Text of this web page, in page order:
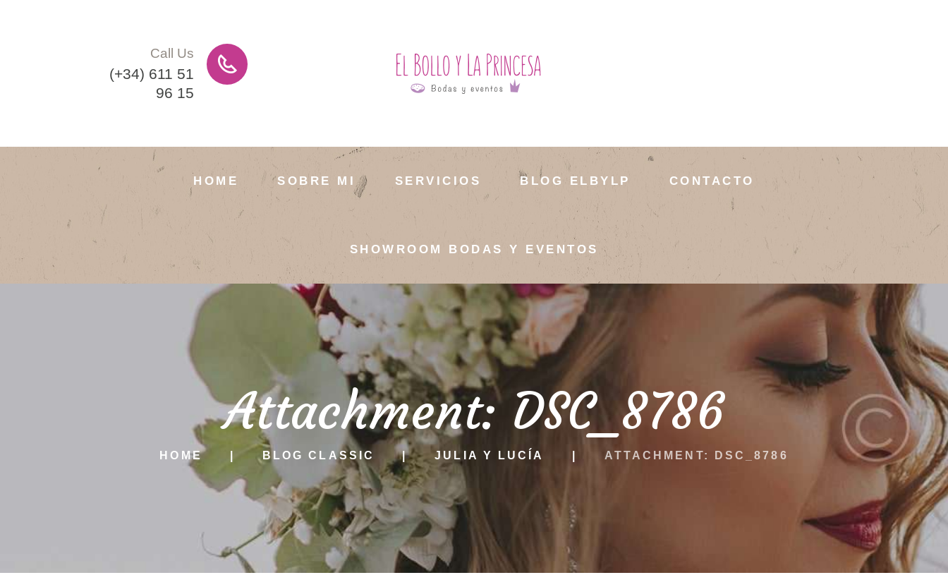
Call Us
(+34) 611 51
96 15
HOME SOBRE MI SERVICIOS BLOG ELBYLP CONTACTO
SHOWROOM BODAS Y EVENTOS
Attachment: DSC_8786
HOME BLOG CLASSIC JULIA Y LUCÍA ATTACHMENT: DSC_8786